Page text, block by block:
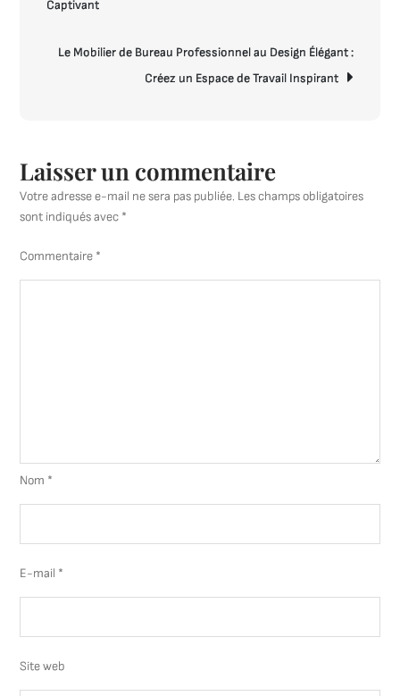
Bureau
Italien
l’article
Captivant
Le Mobilier de Bureau Professionnel au Design Élégant :
Créez un Espace de Travail Inspirant
Laisser un commentaire
Votre adresse e-mail ne sera pas publiée. Les champs obligatoires
sont indiqués avec *
Commentaire *
Nom *
E-mail *
Site web